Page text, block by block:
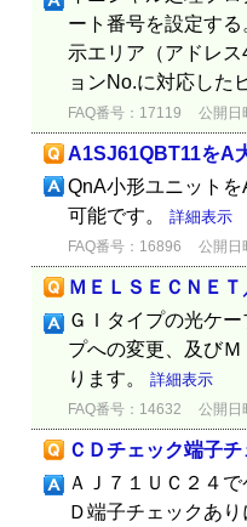
ート番号を設定す
示エリア（アドレ
ョンNo.に対応した
FAQ番号：17119 公開日
A1SJ61QBT11をA
QnA小形ユニット
可能です。 詳細表示
FAQ番号：16896 公開日
ＭＥＬＳＥＣＮＥ
ＧＩタイプの光ケ
プへの変更、及び
ります。 詳細表示
FAQ番号：14632 公開日
ＣＤチェック端子
ＡＪ７１ＵＣ２４
Ｄ端子チェックあ